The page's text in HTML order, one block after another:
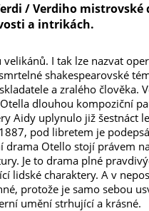
/ Verdiho
a intrikách.
velikánů. I tak lze nazvat
shakespearovské
a zralého člověka.
dlouhou kompoziční
Aidy uplynulo již šestnáct
pod libretem je
drama Otello stojí právem
Je to drama plné
lidské charaktery. A v
protože je samo sebou
umění strhující a krásné.